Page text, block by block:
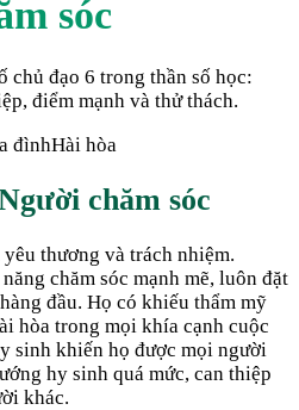
sóc
chủ đạo 6 trong thần số học:
điểm mạnh và thử thách.
đìnhHài hòa
chăm sóc
thương và trách nhiệm.
chăm sóc mạnh mẽ, luôn đặt
đầu. Họ có khiếu thẩm mỹ
hòa trong mọi khía cạnh cuộc
sinh khiến họ được mọi người
hy sinh quá mức, can thiệp
khác.